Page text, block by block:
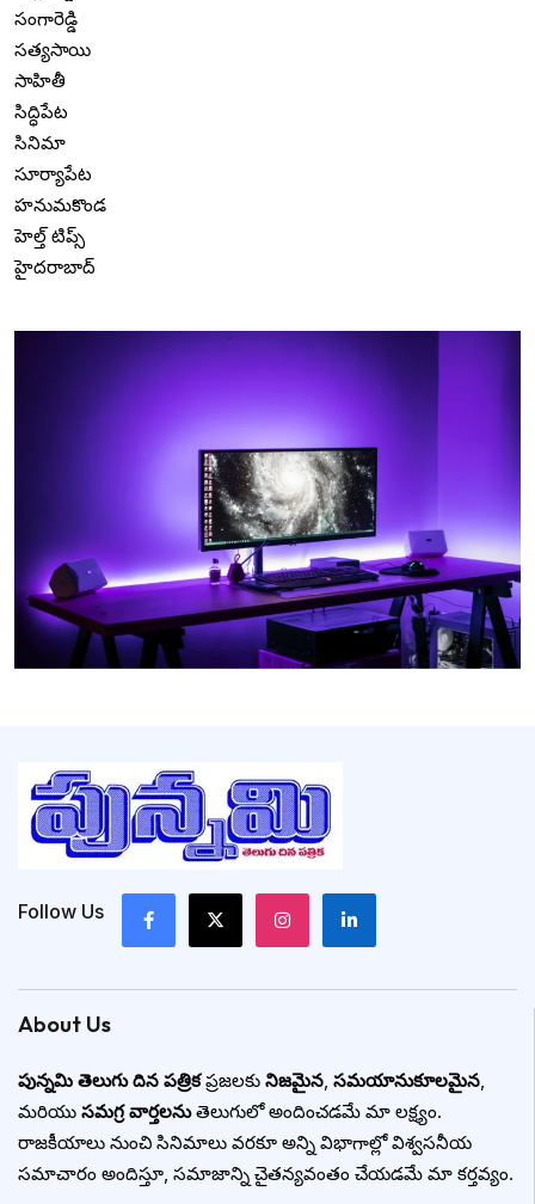
సంగారెడ్డి
సత్యసాయి
సాహితీ
సిద్ధిపేట
సినిమా
సూర్యాపేట
హనుమకొండ
హెల్త్ టిప్స్
హైదరాబాద్
Follow Us
About Us
పున్నమి తెలుగు దిన పత్రికప్రజలకు నిజమైన, సమయానుకూలమైన,
మరియు సమగ్ర వార్తలనుతెలుగులో అందించడమే మా లక్ష్యం.
రాజకీయాలు నుంచి సినిమాలు వరకూ అన్ని విభాగాల్లో విశ్వసనీయ
సమాచారం అందిస్తూ, సమాజాన్ని చైతన్యవంతం చేయడమే మా కర్తవ్యం.